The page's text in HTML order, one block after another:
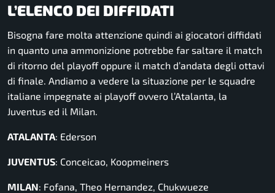
L’ELENCO DEI DIFFIDATI
Bisogna fare molta attenzione quindi ai giocatori diffidati
in quanto una ammonizione potrebbe far saltare il match
di ritorno del playoff oppure il match d’andata degli ottavi
di finale. Andiamo a vedere la situazione per le squadre
italiane impegnate ai playoff ovvero l’Atalanta, la
Juventus ed il Milan.
ATALANTA: Ederson
JUVENTUS: Conceicao, Koopmeiners
MILAN: Fofana, Theo Hernandez, Chukwueze